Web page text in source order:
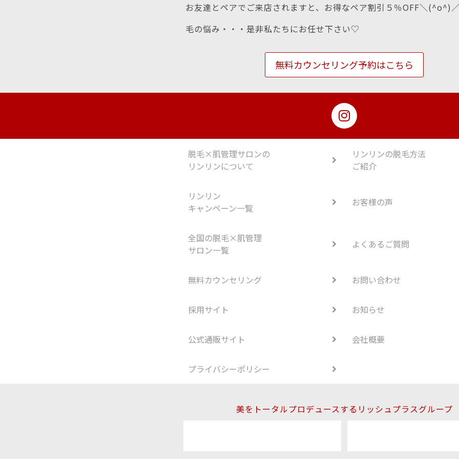
お友達とペアでご来店されますと、お得なペア割引５％OFF＼(^o^)
毛の悩み・・・是非私たちにお任せ下さい♡
無料カウンセリング予約はこちら
脱毛×肌管理サロンの
リンリンについて
リンリンの脱毛方法
ご紹介
リンリン
キャンペーン一覧
お客様の声
全国の脱毛×肌管理
サロン一覧
よくあるご質問
無料カウンセリング お問い合わせ
採用サイト お知らせ
公式通販サイト 会社概要
プライバシーポリシー
美をトータルプロデュースするリッシュプラスグループ